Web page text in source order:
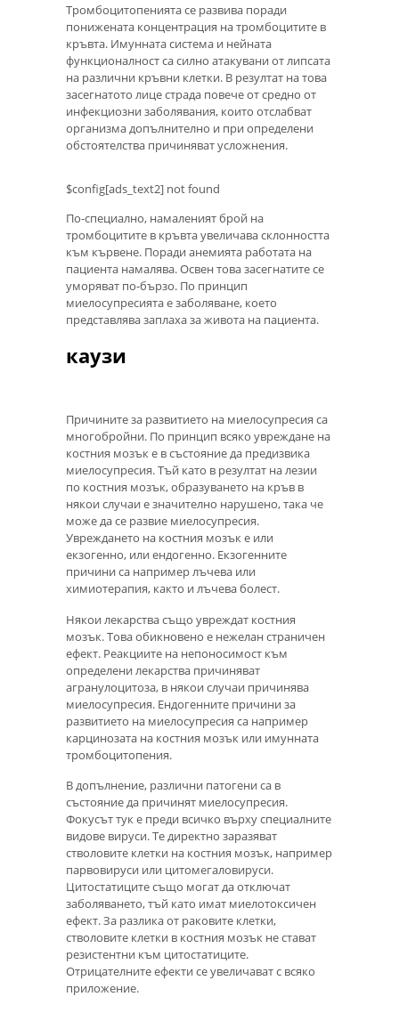
Тромбоцитопенията се развива поради
понижената концентрация на тромбоцитите в
кръвта. Имунната система и нейната
функционалност са силно атакувани от липсата
на различни кръвни клетки. В резултат на това
засегнатото лице страда повече от средно от
инфекциозни заболявания, които отслабват
организма допълнително и при определени
обстоятелства причиняват усложнения.
$config[ads_text2] not found
По-специално, намаленият брой на
тромбоцитите в кръвта увеличава склонността
към кървене. Поради анемията работата на
пациента намалява. Освен това засегнатите се
уморяват по-бързо. По принцип
миелосупресията е заболяване, което
представлява заплаха за живота на пациента.
каузи
Причините за развитието на миелосупресия са
многобройни. По принцип всяко увреждане на
костния мозък е в състояние да предизвика
миелосупресия. Тъй като в резултат на лезии
по костния мозък, образуването на кръв в
някои случаи е значително нарушено, така че
може да се развие миелосупресия.
Увреждането на костния мозък е или
екзогенно, или ендогенно. Екзогенните
причини са например лъчева или
химиотерапия, както и лъчева болест.
Някои лекарства също увреждат костния
мозък. Това обикновено е нежелан страничен
ефект. Реакциите на непоносимост към
определени лекарства причиняват
агранулоцитоза, в някои случаи причинява
миелосупресия. Ендогенните причини за
развитието на миелосупресия са например
карцинозата на костния мозък или имунната
тромбоцитопения.
В допълнение, различни патогени са в
състояние да причинят миелосупресия.
Фокусът тук е преди всичко върху специалните
видове вируси. Те директно заразяват
стволовите клетки на костния мозък, например
парвовируси или цитомегаловируси.
Цитостатиците също могат да отключат
заболяването, тъй като имат миелотоксичен
ефект. За разлика от раковите клетки,
стволовите клетки в костния мозък не стават
резистентни към цитостатиците.
Отрицателните ефекти се увеличават с всяко
приложение.